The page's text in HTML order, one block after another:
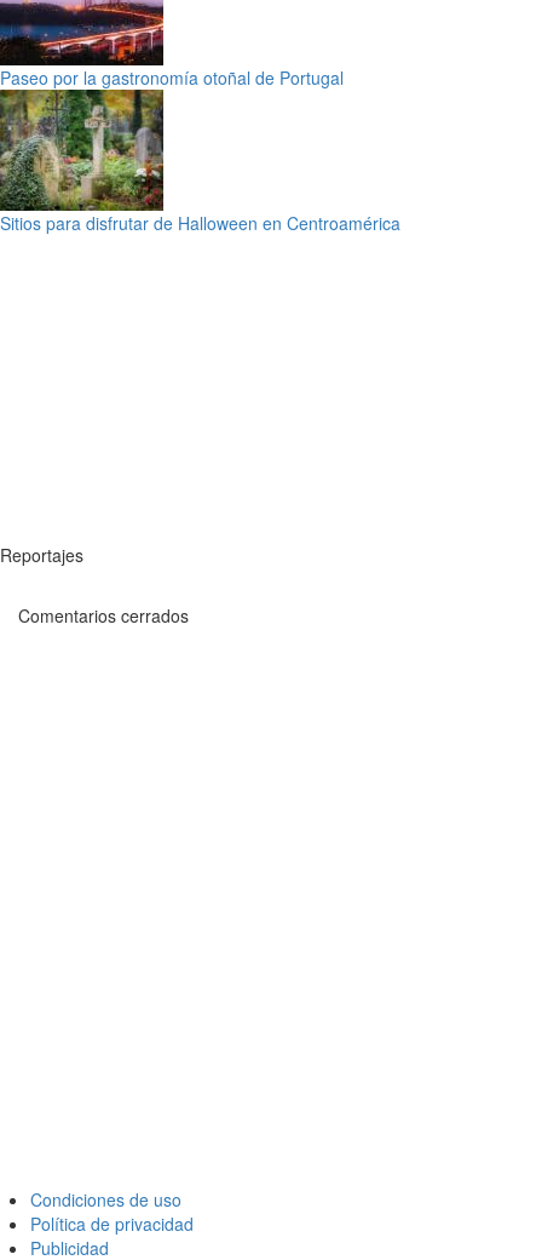
Paseo por la gastronomía otoñal de Portugal
Sitios para disfrutar de Halloween en Centroamérica
Reportajes
Comentarios cerrados
Condiciones de uso
Política de privacidad
Publicidad